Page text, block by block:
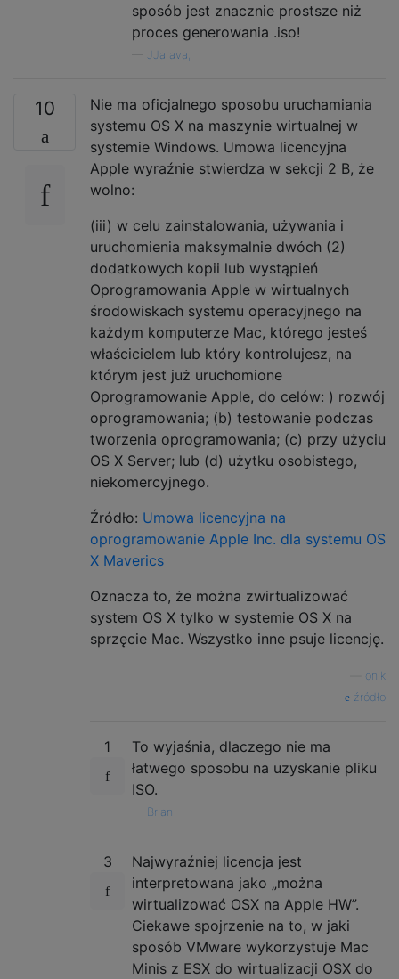
sposób jest znacznie prostsze niż
proces generowania .iso!
JJarava,
10
Nie ma oficjalnego sposobu uruchamiania
systemu OS X na maszynie wirtualnej w
systemie Windows. Umowa licencyjna
Apple wyraźnie stwierdza w sekcji 2 B, że
wolno:
(iii) w celu zainstalowania, używania i
uruchomienia maksymalnie dwóch (2)
dodatkowych kopii lub wystąpień
Oprogramowania Apple w wirtualnych
środowiskach systemu operacyjnego na
każdym komputerze Mac, którego jesteś
właścicielem lub który kontrolujesz, na
którym jest już uruchomione
Oprogramowanie Apple, do celów: ) rozwój
oprogramowania; (b) testowanie podczas
tworzenia oprogramowania; (c) przy użyciu
OS X Server; lub (d) użytku osobistego,
niekomercyjnego.
Źródło: Umowa licencyjna na
oprogramowanie Apple Inc. dla systemu OS
X Maverics
Oznacza to, że można zwirtualizować
system OS X tylko w systemie OS X na
sprzęcie Mac. Wszystko inne psuje licencję.
onik
źródło
1
To wyjaśnia, dlaczego nie ma
łatwego sposobu na uzyskanie pliku
ISO.
Brian
3
Najwyraźniej licencja jest
interpretowana jako „można
wirtualizować OSX na Apple HW”.
Ciekawe spojrzenie na to, w jaki
sposób VMware wykorzystuje Mac
Minis z ESX do wirtualizacji OSX do